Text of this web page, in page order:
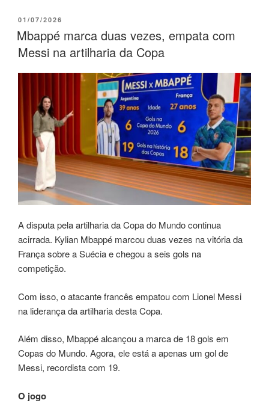
01/07/2026
Mbappé marca duas vezes, empata com
Messi na artilharia da Copa
A disputa pela artilharia da Copa do Mundo continua
acirrada. Kylian Mbappé marcou duas vezes na vitória da
França sobre a Suécia e chegou a seis gols na
competição.
Com isso, o atacante francês empatou com Lionel Messi
na liderança da artilharia desta Copa.
Além disso, Mbappé alcançou a marca de 18 gols em
Copas do Mundo. Agora, ele está a apenas um gol de
Messi, recordista com 19.
O jogo